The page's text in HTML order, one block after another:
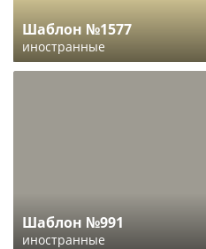
Шаблон №1577
иностранные
Шаблон №991
иностранные